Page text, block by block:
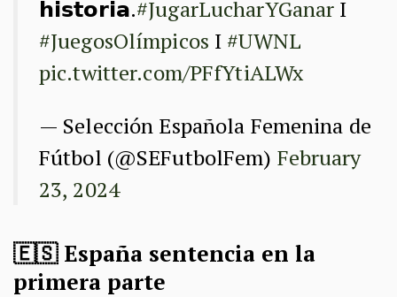
𝗵𝗶𝘀𝘁𝗼𝗿𝗶𝗮.#JugarLucharYGanar I
#JuegosOlímpicos I #UWNL
pic.twitter.com/PFfYtiALWx
— Selección Española Femenina de
Fútbol (@SEFutbolFem) February
23, 2024
🇪🇸 España sentencia en la
primera parte